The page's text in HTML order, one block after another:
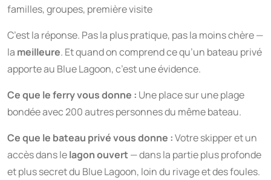
familles, groupes, première visite
C’est la réponse. Pas la plus pratique, pas la moins chère —
la meilleure. Et quand on comprend ce qu’un bateau privé
apporte au Blue Lagoon, c’est une évidence.
Ce que le ferry vous donne : Une place sur une plage
bondée avec 200 autres personnes du même bateau.
Ce que le bateau privé vous donne :Votre skipper et un
accès dans lelagon ouvert— dans la partie plus profonde
et plus secret du Blue Lagoon, loin du rivage et des foules.